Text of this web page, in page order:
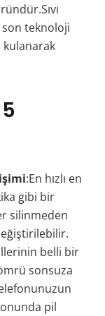
teknoloji
kulanarak
:En hızlı en
gibi bir
silinmeden
belli bir
sonsuza
pil